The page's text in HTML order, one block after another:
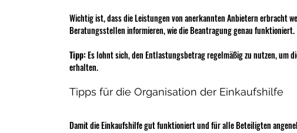
Wichtig ist, dass die Leistungen von anerkannten Anbietern erbracht
Beratungsstellen informieren, wie die Beantragung genau funktioniert.
Tipp: Es lohnt sich, den Entlastungsbetrag regelmäßig zu nutzen, um
erhalten.
Tipps für die Organisation der Einkaufshilfe
Damit die Einkaufshilfe gut funktioniert und für alle Beteiligten